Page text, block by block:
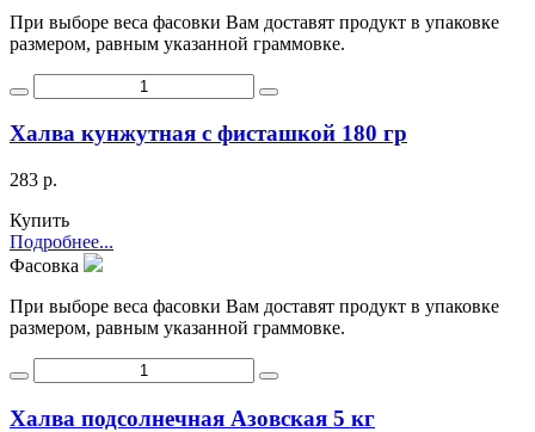
При выборе веса фасовки Вам доставят продукт в упаковке
размером, равным указанной граммовке.
Халва кунжутная с фисташкой 180 гр
283 р.
Купить
Подробнее...
Фасовка
При выборе веса фасовки Вам доставят продукт в упаковке
размером, равным указанной граммовке.
Халва подсолнечная Азовская 5 кг